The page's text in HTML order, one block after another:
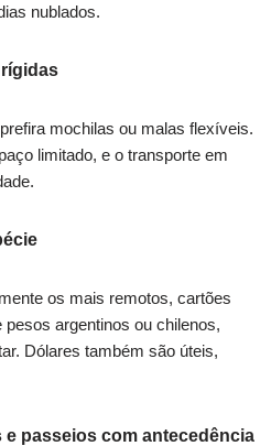
nublados.
mochilas ou malas flexíveis.
limitado, e o transporte em
os mais remotos, cartões
argentinos ou chilenos,
Dólares também são úteis,
e passeios com antecedência